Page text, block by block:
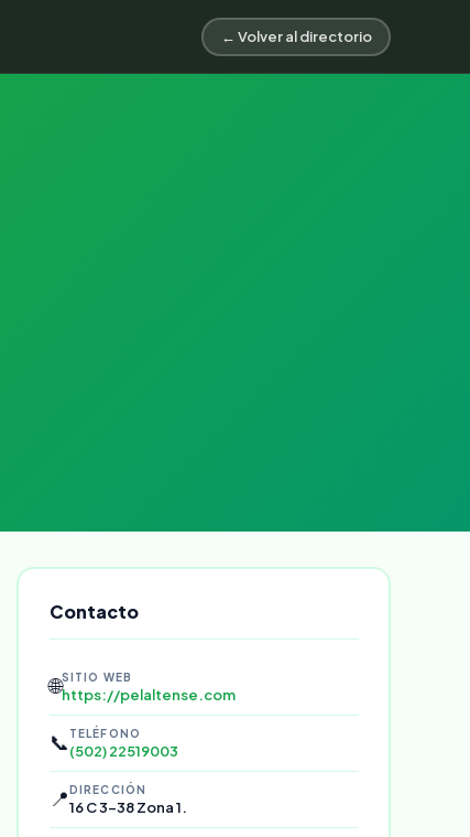
← Volver al directorio
Contacto
🌐SITIO WEB
https://pelaltense.com
📞 TELÉFONO
(502) 22519003
📍DIRECCIÓN
16 C 3-38 Zona 1.